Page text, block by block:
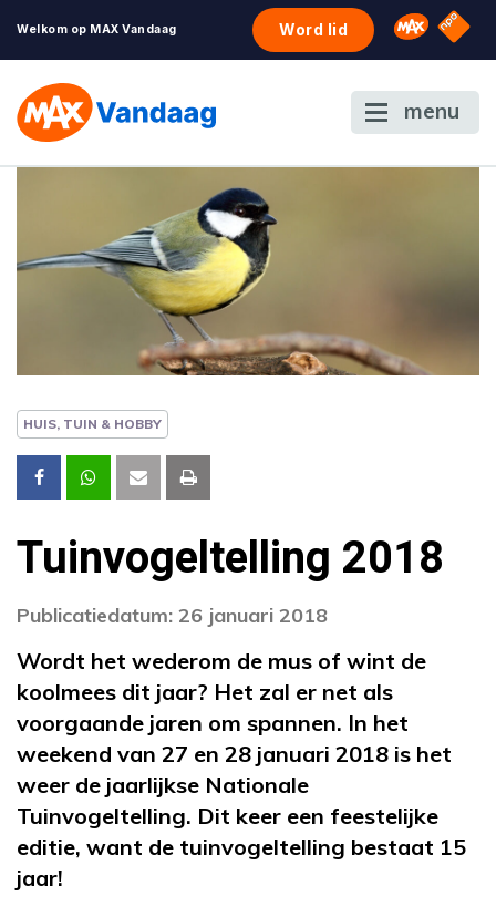
Welkom op MAX Vandaag Word lid Omroep
NPO
menu
HUIS, TUIN & HOBBY
Tuinvogeltelling 2018
Publicatiedatum: 26 januari 2018
Wordt het wederom de mus of wint de
koolmees dit jaar? Het zal er net als
voorgaande jaren om spannen. In het
weekend van 27 en 28 januari 2018 is het
weer de jaarlijkse Nationale
Tuinvogeltelling. Dit keer een feestelijke
editie, want de tuinvogeltelling bestaat 15
jaar!